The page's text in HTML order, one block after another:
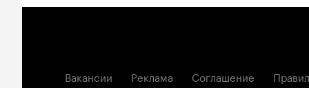
Вакансии Реклама Соглашение